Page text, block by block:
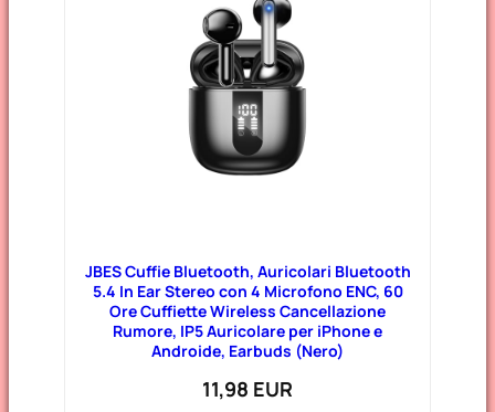
JBES Cuffie Bluetooth, Auricolari Bluetooth
5.4 In Ear Stereo con 4 Microfono ENC, 60
Ore Cuffiette Wireless Cancellazione
Rumore, IP5 Auricolare per iPhone e
Androide, Earbuds (Nero)
11,98 EUR